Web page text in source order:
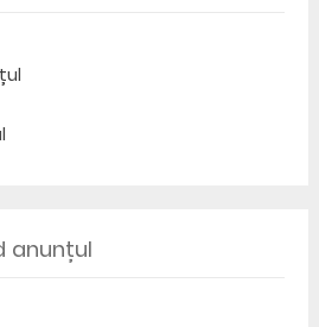
anunțul